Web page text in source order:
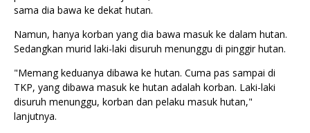
sama dia bawa ke dekat hutan.
Namun, hanya korban yang dia bawa masuk ke dalam hutan.
Sedangkan murid laki-laki disuruh menunggu di pinggir hutan.
"Memang keduanya dibawa ke hutan. Cuma pas sampai di
TKP, yang dibawa masuk ke hutan adalah korban. Laki-laki
disuruh menunggu, korban dan pelaku masuk hutan,"
lanjutnya.